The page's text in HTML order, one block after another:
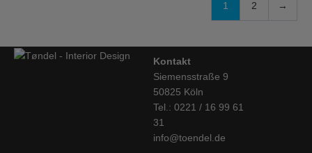
1 2 →
Kontakt
Siemensstraße 9
50825 Köln
Tel.: 0221 / 16 99 61
31
info@toendel.de